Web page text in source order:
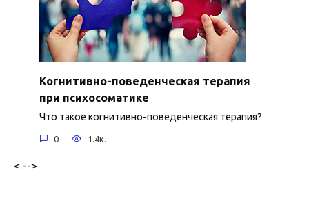
Когнитивно-поведенческая терапия
при психосоматике
Что такое когнитивно-поведенческая терапия?
0 1.4к.
< -->